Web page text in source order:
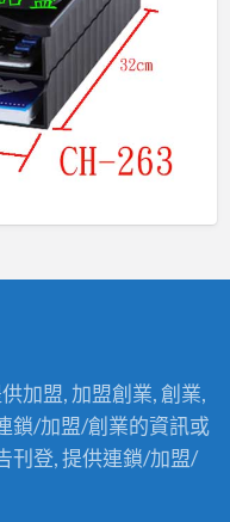
加盟, 加盟創業, 創業,
鎖/加盟/創業的資訊或
刊登, 提供連鎖/加盟/